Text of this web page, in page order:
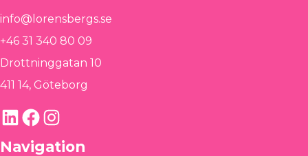
info@lorensbergs.se
+46 31 340 80 09
Drottninggatan 10
411 14, Göteborg
LinkedIn
Facebook
Instagram
Navigation